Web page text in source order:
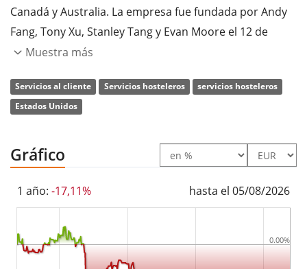
Canadá y Australia. La empresa fue fundada por Andy
Fang, Tony Xu, Stanley Tang y Evan Moore el 12 de
enero de 2013 y tiene su sede en San Francisco
Muestra más
Servicios al cliente Servicios hosteleros
servicios hosteleros
Estados Unidos
Gráfico
1 año: -17,11% hasta el 05/08/2026
0.00%